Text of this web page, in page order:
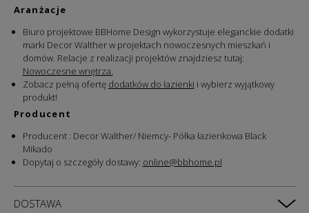
Aranżacje
Biuro projektowe BBHome Design wykorzystuje eleganckie dodatki
marki Decor Walther w projektach nowoczesnych mieszkań i
domów. Relacje z realizacji projektów znajdziesz tutaj:
Nowoczesne wnętrza.
Zobacz pełną ofertę dodatków do łazienki i wybierz wyjątkowy
produkt!
Producent
Producent : Decor Walther/ Niemcy- Półka łazienkowa Black
Mikado
Dopytaj o szczegóły dostawy: online@bbhome.pl
DOSTAWA